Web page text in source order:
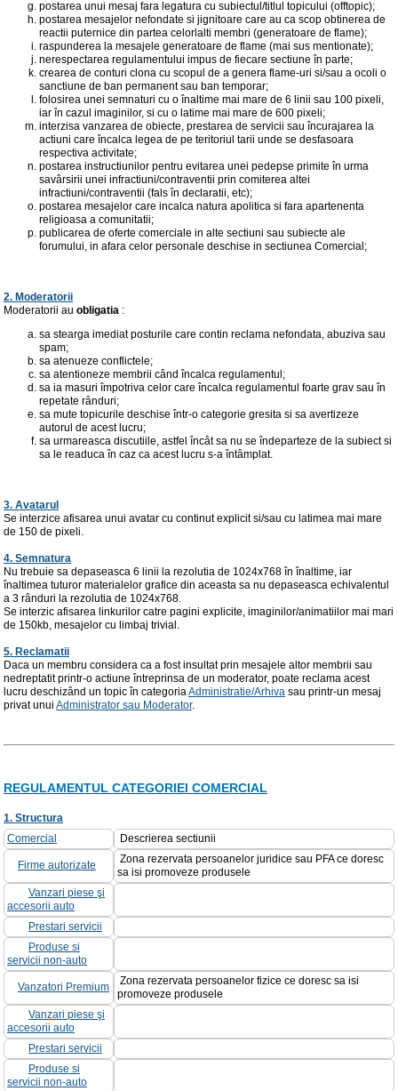
postarea unui mesaj fara legatura cu subiectul/titlul topicului (offtopic);
postarea mesajelor nefondate si jignitoare care au ca scop obtinerea de
reactii puternice din partea celorlalti membri (generatoare de flame);
raspunderea la mesajele generatoare de flame (mai sus mentionate);
nerespectarea regulamentului impus de fiecare sectiune în parte;
crearea de conturi clona cu scopul de a genera flame-uri si/sau a ocoli o
sanctiune de ban permanent sau ban temporar;
folosirea unei semnaturi cu o înaltime mai mare de 6 linii sau 100 pixeli,
iar în cazul imaginilor, si cu o latime mai mare de 600 pixeli;
interzisa vanzarea de obiecte, prestarea de servicii sau încurajarea la
actiuni care încalca legea de pe teritoriul tarii unde se desfasoara
respectiva activitate;
postarea instructiunilor pentru evitarea unei pedepse primite în urma
savârsirii unei infractiuni/contraventii prin comiterea altei
infractiuni/contraventii (fals în declaratii, etc);
postarea mesajelor care incalca natura apolitica si fara apartenenta
religioasa a comunitatii;
publicarea de oferte comerciale in alte sectiuni sau subiecte ale
forumului, in afara celor personale deschise in sectiunea Comercial;
2. Moderatorii
Moderatorii au obligatia :
sa stearga imediat posturile care contin reclama nefondata, abuziva sau
spam;
sa atenueze conflictele;
sa atentioneze membrii când încalca regulamentul;
sa ia masuri împotriva celor care încalca regulamentul foarte grav sau în
repetate rânduri;
sa mute topicurile deschise într-o categorie gresita si sa avertizeze
autorul de acest lucru;
sa urmareasca discutiile, astfel încât sa nu se îndeparteze de la subiect si
sa le readuca în caz ca acest lucru s-a întâmplat.
3. Avatarul
Se interzice afisarea unui avatar cu continut explicit si/sau cu latimea mai mare
de 150 de pixeli.
4. Semnatura
Nu trebuie sa depaseasca 6 linii la rezolutia de 1024x768 în înaltime, iar
înaltimea tuturor materialelor grafice din aceasta sa nu depaseasca echivalentul
a 3 rânduri la rezolutia de 1024x768.
Se interzic afisarea linkurilor catre pagini explicite, imaginilor/animatiilor mai mari
de 150kb, mesajelor cu limbaj trivial.
5. Reclamatii
Daca un membru considera ca a fost insultat prin mesajele altor membrii sau
nedreptatit printr-o actiune întreprinsa de un moderator, poate reclama acest
lucru deschizând un topic în categoriaAdministratie/Arhiva sau printr-un mesaj
privat unui Administrator sau Moderator.
REGULAMENTUL CATEGORIEI COMERCIAL
1. Structura
Comercial
Descrierea sectiunii
Firme autorizate
Zona rezervata persoanelor juridice sau PFA ce doresc
sa isi promoveze produsele
Vanzari piese şi
accesorii auto
Prestari servicii
Produse si
servicii non-auto
Vanzatori Premium
Zona rezervata persoanelor fizice ce doresc sa isi
promoveze produsele
Vanzari piese şi
accesorii auto
Prestari servicii
Produse si
servicii non-auto